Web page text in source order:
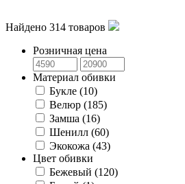
Найдено 314 товаров
Розничная цена
Материал обивки
Букле (10)
Велюр (185)
Замша (16)
Шенилл (60)
Экокожа (43)
Цвет обивки
Бежевый (120)